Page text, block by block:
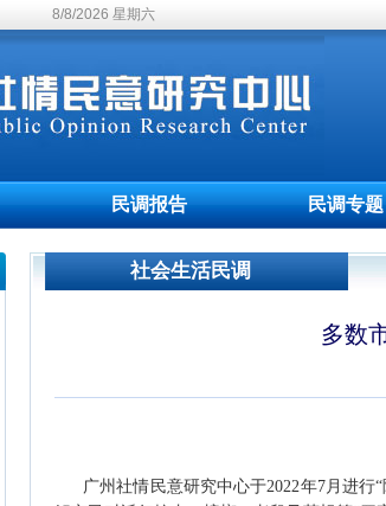
8/8/2026 星期六
民调报告 民调专题
社会生活民调
多数
广州社情民意研究中心于2022年7月进行